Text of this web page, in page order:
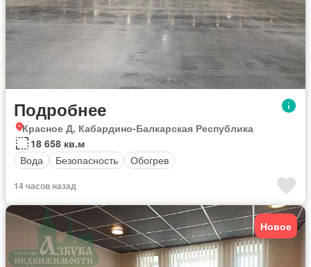
Подробнее
Красное Д, Кабардино-Балкарская Республика
18 658 кв.м
Вода
Безопасность Обогрев
14 часов назад
Новое